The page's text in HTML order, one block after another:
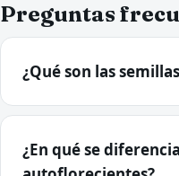
Preguntas
¿Qué son las
¿En qué se